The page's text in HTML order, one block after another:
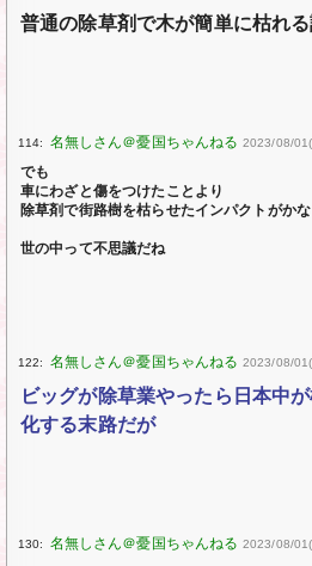
普通の除草剤で木が簡単に枯れ
114: 2023/08/
でも
車にわざと傷をつけたことより
除草剤で街路樹を枯らせたインパクトがか
世の中って不思議だね
122: 2023/08/
ビッグが除草業やったら日本中
化する末路だが
130: 2023/08/